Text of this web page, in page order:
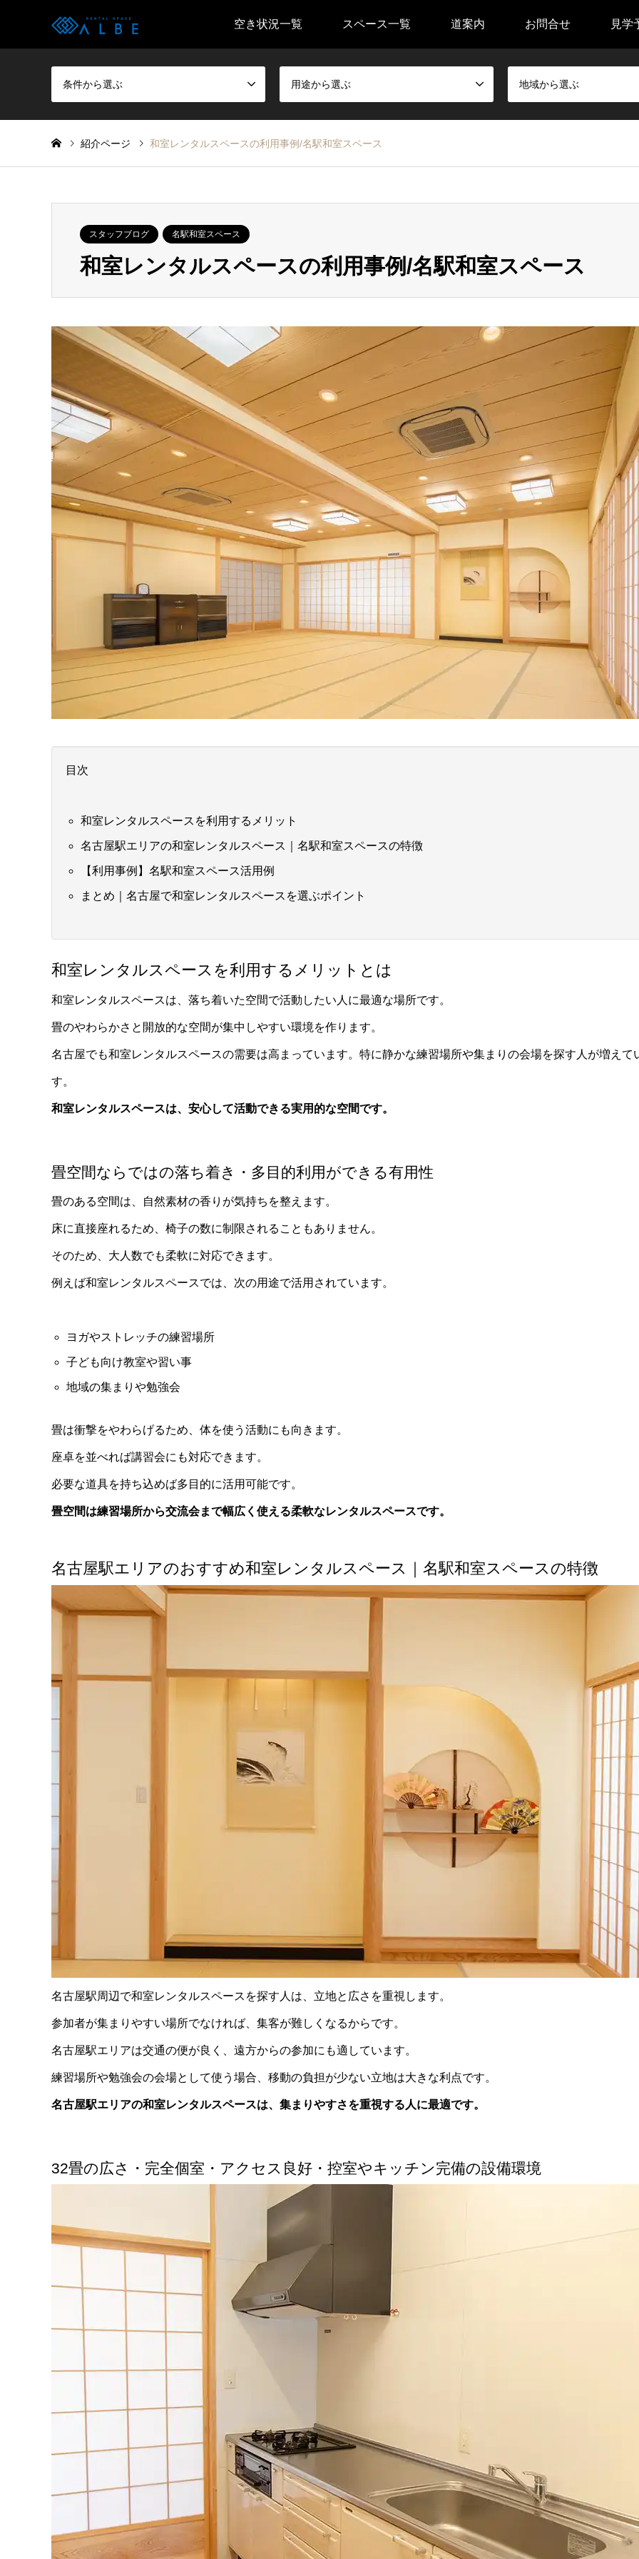
空き状況一覧 スペース一覧 道案内 お問合せ 見学
条件から選ぶ 用途から選ぶ 地域から選ぶ
紹介ページ 和室レンタルスペースの利用事例/名駅和室スペース
スタッフブログ 名駅和室スペース
和室レンタルスペースの利用事例/名駅和室スペース
目次
和室レンタルスペースを利用するメリット
名古屋駅エリアの和室レンタルスペース｜名駅和室スペースの特徴
【利用事例】名駅和室スペース活用例
まとめ｜名古屋で和室レンタルスペースを選ぶポイント
和室レンタルスペースを利用するメリットとは
和室レンタルスペースは、落ち着いた空間で活動したい人に最適な場所です。
畳のやわらかさと開放的な空間が集中しやすい環境を作ります。
名古屋でも和室レンタルスペースの需要は高まっています。特に静かな練習場所や集まりの会場を探す人が増えて
す。
和室レンタルスペースは、安心して活動できる実用的な空間です。
畳空間ならではの落ち着き・多目的利用ができる有用性
畳のある空間は、自然素材の香りが気持ちを整えます。
床に直接座れるため、椅子の数に制限されることもありません。
そのため、大人数でも柔軟に対応できます。
例えば和室レンタルスペースでは、次の用途で活用されています。
ヨガやストレッチの練習場所
子ども向け教室や習い事
地域の集まりや勉強会
畳は衝撃をやわらげるため、体を使う活動にも向きます。
座卓を並べれば講習会にも対応できます。
必要な道具を持ち込めば多目的に活用可能です。
畳空間は練習場所から交流会まで幅広く使える柔軟なレンタルスペースです。
名古屋駅エリアのおすすめ和室レンタルスペース｜名駅和室スペースの特徴
名古屋駅周辺で和室レンタルスペースを探す人は、立地と広さを重視します。
参加者が集まりやすい場所でなければ、集客が難しくなるからです。
名古屋駅エリアは交通の便が良く、遠方からの参加にも適しています。
練習場所や勉強会の会場として使う場合、移動の負担が少ない立地は大きな利点です。
名古屋駅エリアの和室レンタルスペースは、集まりやすさを重視する人に最適です。
32畳の広さ・完全個室・アクセス良好・控室やキッチン完備の設備環境